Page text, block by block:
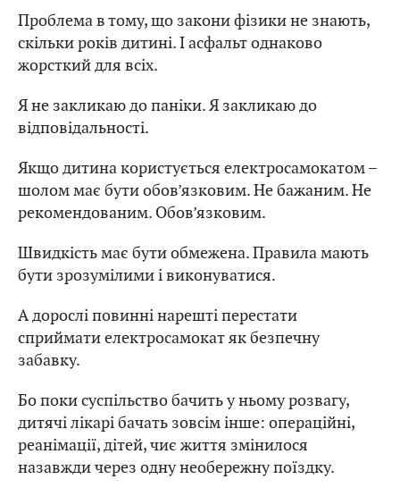
Проблема в тому, що закони фізики не знають,
скільки років дитині. І асфальт однаково
жорсткий для всіх.
Я не закликаю до паніки. Я закликаю до
відповідальності.
Якщо дитина користується електросамокатом –
шолом має бути обов’язковим. Не бажаним. Не
рекомендованим. Обов’язковим.
Швидкість має бути обмежена. Правила мають
бути зрозумілими і виконуватися.
А дорослі повинні нарешті перестати
сприймати електросамокат як безпечну
забавку.
Бо поки суспільство бачить у ньому розвагу,
дитячі лікарі бачать зовсім інше: операційні,
реанімації, дітей, чиє життя змінилося
назавжди через одну необережну поїздку.